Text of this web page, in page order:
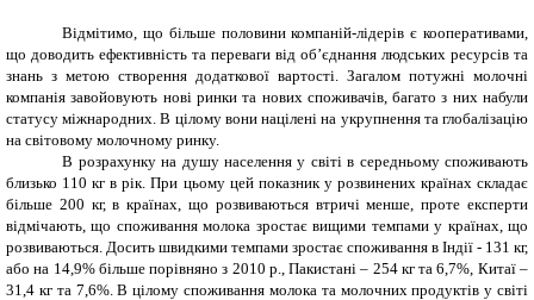
Відмітимо, що більше половини компаній-лідерів є кооперативами,
що доводить ефективність та переваги від об’єднання людських ресурсів та
знань з метою створення додаткової вартості. Загалом потужні молочні
компанія завойовують нові ринки та нових споживачів, багато з них набули
статусу міжнародних. В цілому вони націлені на укрупнення та глобалізацію
на світовому молочному ринку.
В розрахунку на душу населення у світі в середньому споживають
близько 110 кг в рік. При цьому цей показник у розвинених країнах складає
більше 200 кг, в країнах, що розвиваються втричі менше, проте експерти
відмічають, що споживання молока зростає вищими темпами у країнах, що
розвиваються. Досить швидкими темпами зростає споживання в Індії - 131 кг,
або на 14,9% більше порівняно з 2010 р., Пакистані – 254 кг та 6,7%, Китаї –
31,4 кг та 7,6%. В цілому споживання молока та молочних продуктів у світі